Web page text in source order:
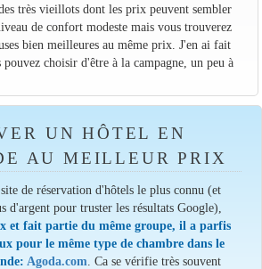
très vieillots dont les prix peuvent sembler
de confort modeste mais vous trouverez
bien meilleures au même prix. J'en ai fait
choisir d'être à la campagne, un peu à
UN HÔTEL EN
AU MEILLEUR PRIX
de réservation d'hôtels le plus connu (et
d'argent pour truster les résultats Google),
et fait partie du même groupe, il a parfis
pour le même type de chambre dans le
Agoda.com . Ca se vérifie très souvent